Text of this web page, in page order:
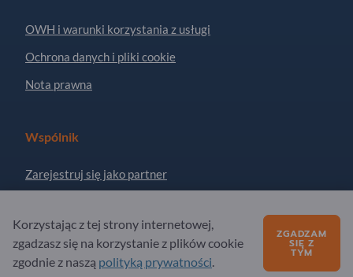
OWH i warunki korzystania z usługi
Ochrona danych i pliki cookie
Nota prawna
Wspólnik
Zarejestruj się jako partner
Masz pytania?
Korzystając z tej strony internetowej,
zgadzasz się na korzystanie z plików cookie
zgodnie z naszą polityką prywatności.
ZGADZAM
SIĘ Z
TYM